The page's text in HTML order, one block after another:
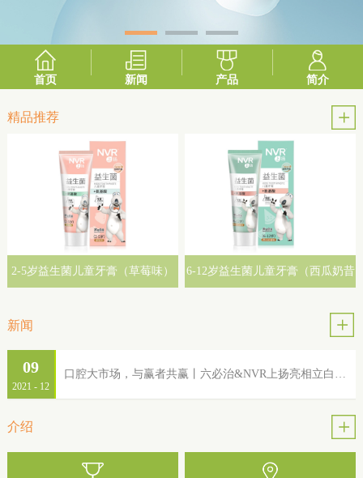
首页 新闻 产品 简介
精品推荐
2-5岁益生菌儿童牙膏（草莓味） 6-12岁益生菌儿童牙膏（西瓜奶昔
新闻
2021 - 12
09
介绍